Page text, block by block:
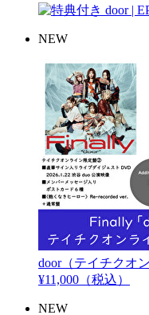
door |
NEW
door（テイチクオ
¥11,000（税込）
NEW